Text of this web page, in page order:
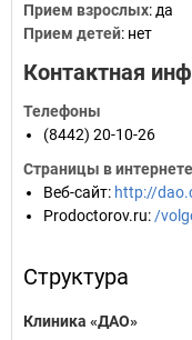
Прием взрослых: да
Прием детей: нет
Контактная
Телефоны
(8442) 20-10-26
Страницы в интернете
Веб-сайт: http://
Prodoctorov.ru: /
Структура
Клиника «ДАО»